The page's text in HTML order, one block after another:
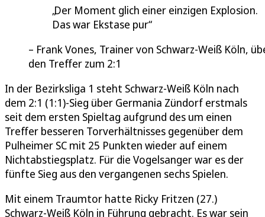
Der Moment glich einer einzigen Explosion.
Das war Ekstase pur
Frank Vones, Trainer von Schwarz-Weiß Köln,
den Treffer zum 2:1
In der Bezirksliga 1 steht Schwarz-Weiß Köln nach
dem 2:1 (1:1)-Sieg über Germania Zündorf erstmals
seit dem ersten Spieltag aufgrund des um einen
Treffer besseren Torverhältnisses gegenüber dem
Pulheimer SC mit 25 Punkten wieder auf einem
Nichtabstiegsplatz. Für die Vogelsanger war es der
fünfte Sieg aus den vergangenen sechs Spielen.
Mit einem Traumtor hatte Ricky Fritzen (27.)
Schwarz-Weiß Köln in Führung gebracht. Es war sein